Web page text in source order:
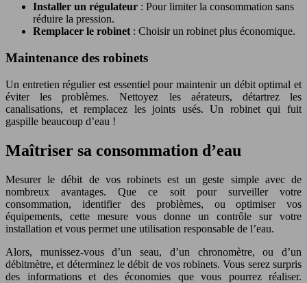
Installer un régulateur : Pour limiter la consommation sans
réduire la pression.
Remplacer le robinet : Choisir un robinet plus économique.
Maintenance des robinets
Un entretien régulier est essentiel pour maintenir un débit optimal et
éviter les problèmes. Nettoyez les aérateurs, détartrez les
canalisations, et remplacez les joints usés. Un robinet qui fuit
gaspille beaucoup d’eau !
Maîtriser sa consommation d’eau
Mesurer le débit de vos robinets est un geste simple avec de
nombreux avantages. Que ce soit pour surveiller votre
consommation, identifier des problèmes, ou optimiser vos
équipements, cette mesure vous donne un contrôle sur votre
installation et vous permet une utilisation responsable de l’eau.
Alors, munissez-vous d’un seau, d’un chronomètre, ou d’un
débitmètre, et déterminez le débit de vos robinets. Vous serez surpris
des informations et des économies que vous pourrez réaliser.